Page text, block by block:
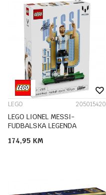
LEGO 205015420
LEGO LIONEL MESSI-
FUDBALSKA LEGENDA
174,95 KM